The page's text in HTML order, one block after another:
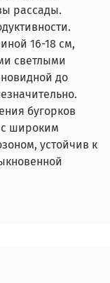
рассады.
16-18 см,
светлыми
до
бугорков
с широким
устойчив к